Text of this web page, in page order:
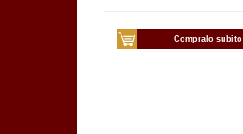
Compralo subito